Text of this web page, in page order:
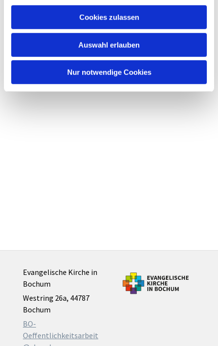
Cookies zulassen
Auswahl erlauben
Nur notwendige Cookies
Evangelische Kirche in
Bochum
Westring 26a, 44787
Bochum
BO-
Oeffentlichkeitsarbeit